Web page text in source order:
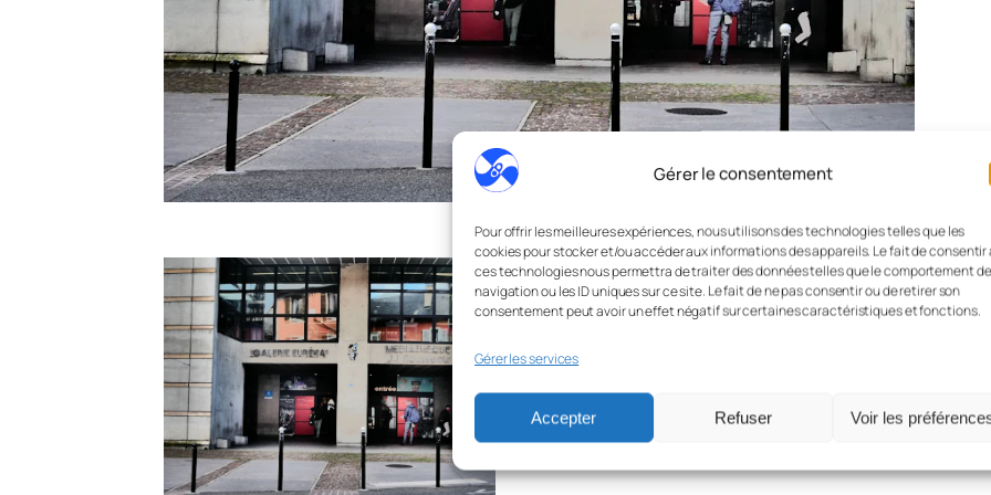
Gérer le consentement
Pour offrir les meilleures expériences, nous utilisons des technologies telles que les
cookies pour stocker et/ou accéder aux informations des appareils. Le fait de consentir
ces technologies nous permettra de traiter des données telles que le comportement de
navigation ou les ID uniques sur ce site. Le fait de ne pas consentir ou de retirer son
consentement peut avoir un effet négatif sur certaines caractéristiques et fonctions.
Gérer les services
Accepter Refuser Voir les